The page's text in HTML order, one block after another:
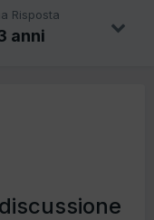
Risposta
anni